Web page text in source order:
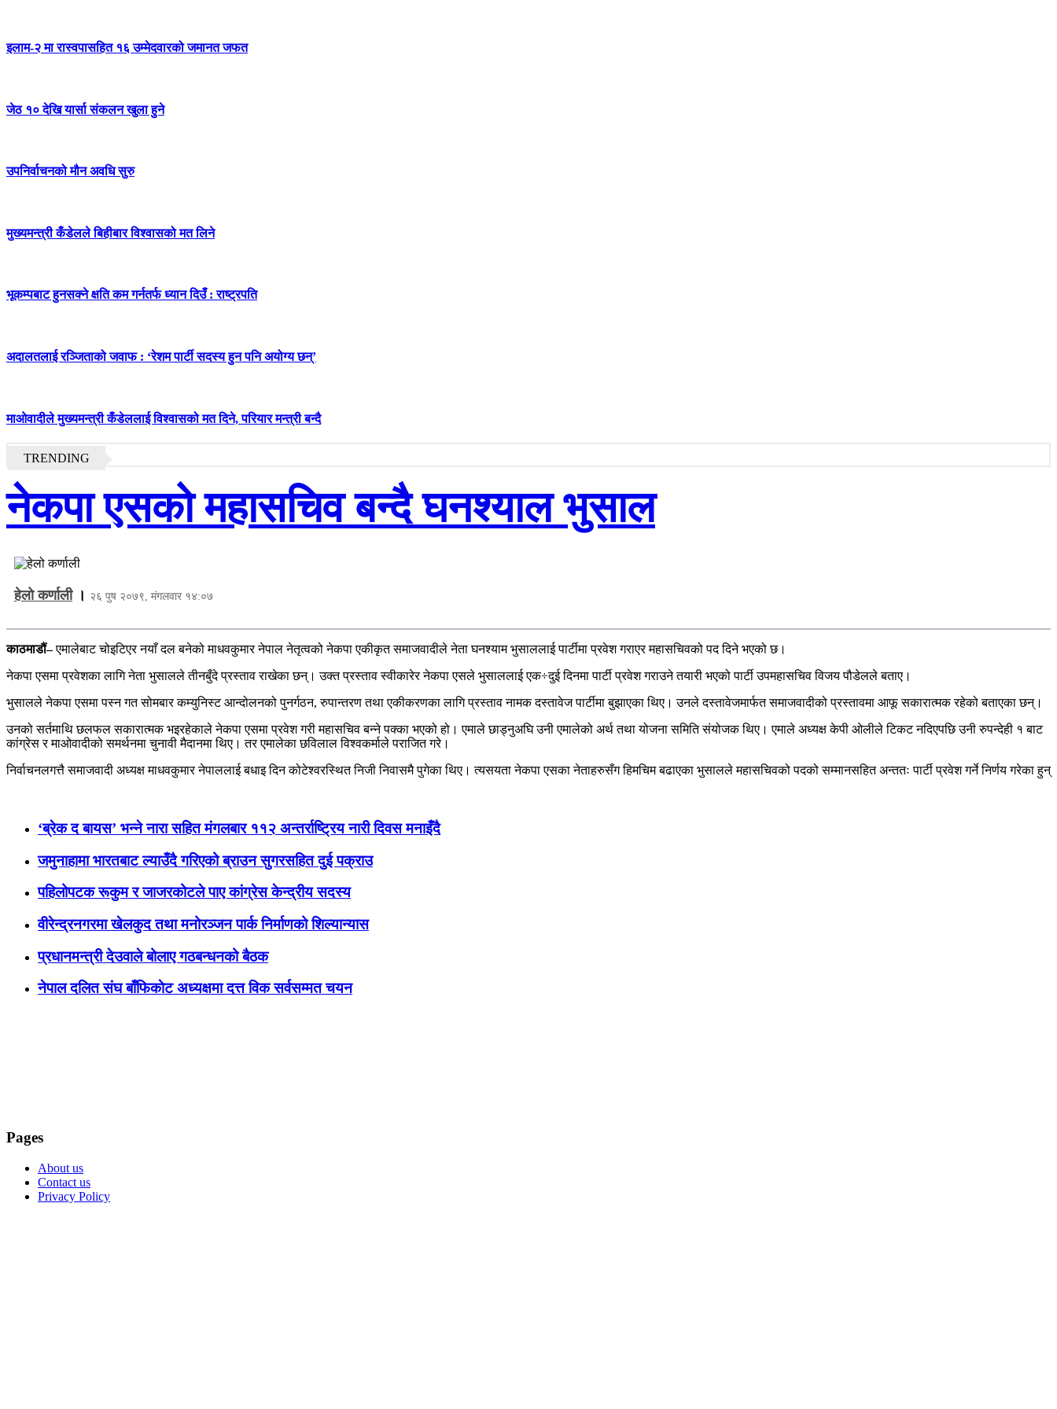
इलाम-२ मा रास्वपासहित १६ उम्मेदवारको जमानत जफत
जेठ १० देखि यार्सा संकलन खुला हुने
उपनिर्वाचनको मौन अवधि सुरु
मुख्यमन्त्री कँडेलले बिहीबार विश्वासको मत लिने
भूकम्पबाट हुनसक्ने क्षति कम गर्नतर्फ ध्यान दिउँ : राष्ट्रपति
अदालतलाई रञ्जिताको जवाफ : ‘रेशम पार्टी सदस्य हुन पनि अयोग्य छन्’
माओवादीले मुख्यमन्त्री कँडेललाई विश्वासको मत दिने, परियार मन्त्री बन्दै
TRENDING
नेकपा एसको महासचिव बन्दै घनश्याल भुसाल
हेलो कर्णाली। २६ पुष २०७९, मंगलवार १४:०७
काठमाडौं–एमालेबाट चोइटिएर नयाँ दल बनेको माधवकुमार नेपाल नेतृत्वको नेकपा एकीकृत समाजवादीले नेता घनश्याम भुसाललाई पार्टीमा प्रवेश गराएर महासचिवको पद दिने भएको छ।
नेकपा एसमा प्रवेशका लागि नेता भुसालले तीनबुँदे प्रस्ताव राखेका छन्। उक्त प्रस्ताव स्वीकारेर नेकपा एसले भुसाललाई एक÷दुई दिनमा पार्टी प्रवेश गराउने तयारी भएको पार्टी उपमहासचिव विजय पौडेलले बताए।
भुसालले नेकपा एसमा पस्न गत सोमबार कम्युनिस्ट आन्दोलनको पुनर्गठन, रुपान्तरण तथा एकीकरणका लागि प्रस्ताव नामक दस्तावेज पार्टीमा बुझाएका थिए। उनले दस्तावेजमार्फत समाजवादीको प्रस्तावमा आफू सकारात्मक रहेको बताएका छन्।
उनको सर्तमाथि छलफल सकारात्मक भइरहेकाले नेकपा एसमा प्रवेश गरी महासचिव बन्ने पक्का भएको हो। एमाले छाड्नुअघि उनी एमालेको अर्थ तथा योजना समिति संयोजक थिए। एमाले अध्यक्ष केपी ओलीले टिकट नदिएपछि उनी रुपन्देही १ बाट
कांग्रेस र माओवादीको समर्थनमा चुनावी मैदानमा थिए। तर एमालेका छविलाल विश्वकर्माले पराजित गरे।
निर्वाचनलगत्तै समाजवादी अध्यक्ष माधवकुमार नेपाललाई बधाइ दिन कोटेश्वरस्थित निजी निवासमै पुगेका थिए। त्यसयता नेकपा एसका नेताहरुसँग हिमचिम बढाएका भुसालले महासचिवको पदको सम्मानसहित अन्ततः पार्टी प्रवेश गर्ने निर्णय गरेका हुन्
‘ब्रेक द बायस’ भन्ने नारा सहित मंगलबार ११२ अन्तर्राष्ट्रिय नारी दिवस मनाइँदै
जमुनाहामा भारतबाट ल्याउँदै गरिएको ब्राउन सुगरसहित दुई पक्राउ
पहिलोपटक रूकुम र जाजरकोटले पाए कांग्रेस केन्द्रीय सदस्य
वीरेन्द्रनगरमा खेलकुद तथा मनोरञ्जन पार्क निर्माणको शिल्यान्यास
प्रधानमन्त्री देउवाले बोलाए गठबन्धनको बैठक
नेपाल दलित संघ बाँफिकाेट अध्यक्षमा दत्त विक सर्वसम्मत चयन
Pages
About us
Contact us
Privacy Policy